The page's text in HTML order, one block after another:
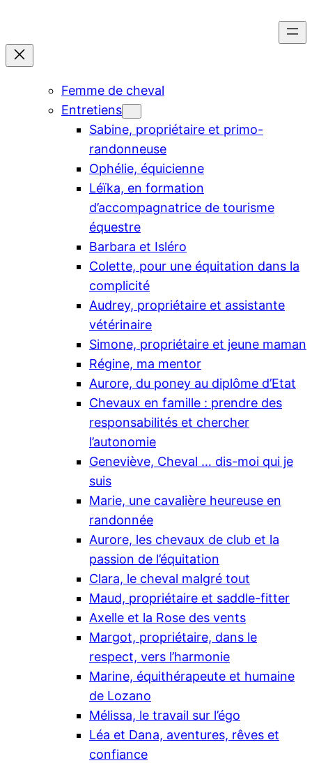
contenu
Femme de cheval
Entretiens
Sabine, propriétaire et primo-
randonneuse
Ophélie, équicienne
Léïka, en formation
d’accompagnatrice de tourisme
équestre
Barbara et Isléro
Colette, pour une équitation dans la
complicité
Audrey, propriétaire et assistante
vétérinaire
Simone, propriétaire et jeune maman
Régine, ma mentor
Aurore, du poney au diplôme d’Etat
Chevaux en famille : prendre des
responsabilités et chercher
l’autonomie
Geneviève, Cheval … dis-moi qui je
suis
Marie, une cavalière heureuse en
randonnée
Aurore, les chevaux de club et la
passion de l’équitation
Clara, le cheval malgré tout
Maud, propriétaire et saddle-fitter
Axelle et la Rose des vents
Margot, propriétaire, dans le
respect, vers l’harmonie
Marine, équithérapeute et humaine
de Lozano
Mélissa, le travail sur l’égo
Léa et Dana, aventures, rêves et
confiance